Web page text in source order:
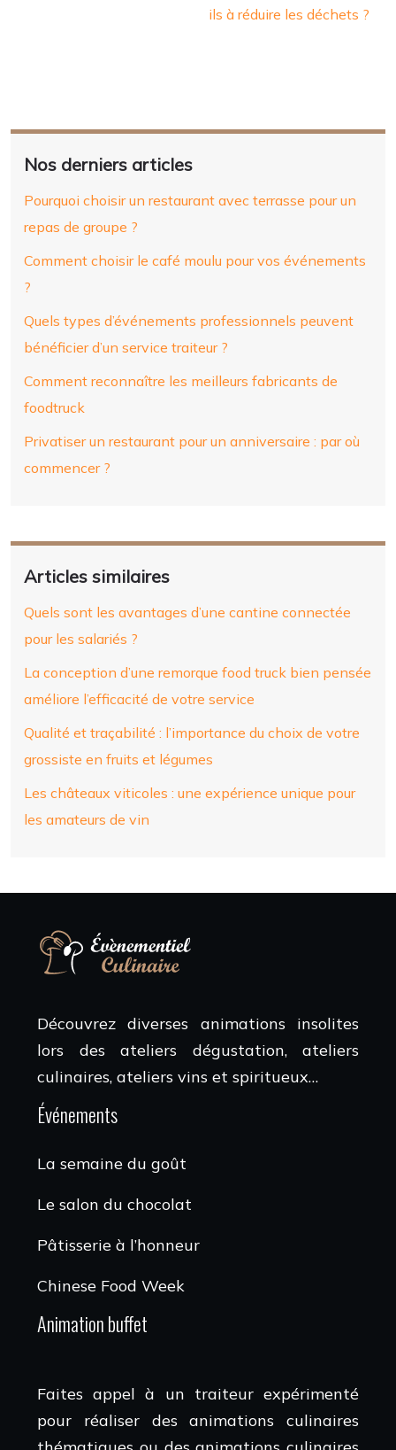
ils à réduire les déchets ?
Nos derniers articles
Pourquoi choisir un restaurant avec terrasse pour un
repas de groupe ?
Comment choisir le café moulu pour vos événements
?
Quels types d’événements professionnels peuvent
bénéficier d’un service traiteur ?
Comment reconnaître les meilleurs fabricants de
foodtruck
Privatiser un restaurant pour un anniversaire : par où
commencer ?
Articles similaires
Quels sont les avantages d’une cantine connectée
pour les salariés ?
La conception d’une remorque food truck bien pensée
améliore l’efficacité de votre service
Qualité et traçabilité : l’importance du choix de votre
grossiste en fruits et légumes
Les châteaux viticoles : une expérience unique pour
les amateurs de vin
Découvrez diverses animations insolites
lors des ateliers dégustation, ateliers
culinaires, ateliers vins et spiritueux…
Événements
La semaine du goût
Le salon du chocolat
Pâtisserie à l’honneur
Chinese Food Week
Animation buffet
Faites appel à un traiteur expérimenté
pour réaliser des animations culinaires